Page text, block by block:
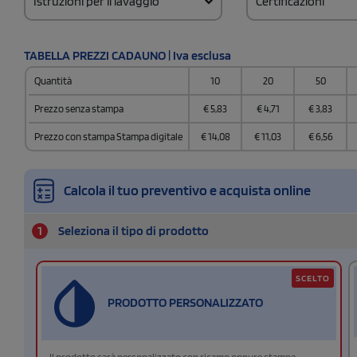
TABELLA PREZZI CADAUNO | Iva esclusa
Quantità 10 20 50
Prezzo senza stampa € 5,83 €4,71 €3,83
Prezzo con stampa Stampa digitale €14,08 €11,03 €6,56
Calcola il tuo preventivo e acquista online
1 Seleziona il tipo di prodotto
PRODOTTO PERSONALIZZATO
SCELTO